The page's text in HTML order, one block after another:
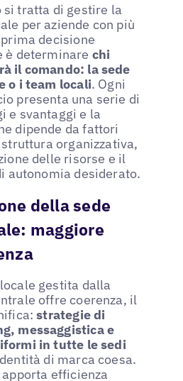
si tratta di gestire la
per aziende con più
decisione
è determinare chi
il comando: la sede
o i team locali. Ogni
presenta una serie di
e svantaggi e la
dipende da fattori
organizzativa,
delle risorse e il
autonomia desiderato.
della sede
maggiore
locale gestita dalla
offre coerenza, il
strategie di
messaggistica e
in tutte le sedi
di marca coesa.
efficienza